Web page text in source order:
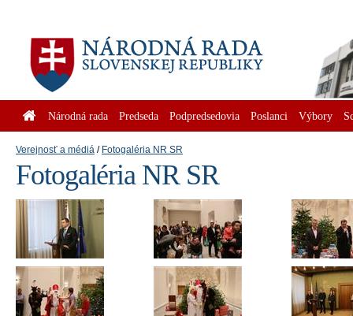
Národná rada Predseda Podpredsedovia Poslanci Výbory
Verejnosť a médiá Fotogaléria NR SR
Fotogaléria NR SR